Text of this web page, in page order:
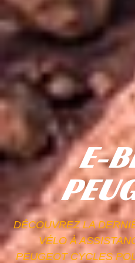
E-
DÉCOUVREZ LA
VÉLO À
PEUGEOT CYCLES